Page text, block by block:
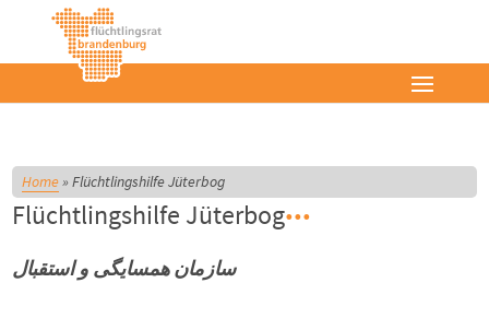
Home»Flüchtlingshilfe Jüterbog
Flüchtlingshilfe Jüterbog
سازمان همسايگى و استقبال